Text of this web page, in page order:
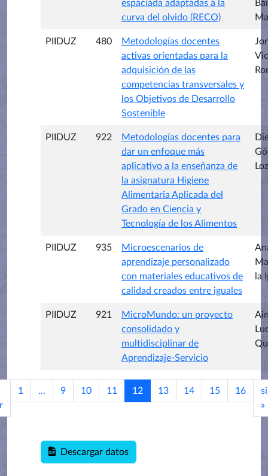
espaciada adaptadas a la
curva del olvido (RECO)
PIIDUZ 480
Metodologías docentes
activas orientadas para la
adquisición de las
competencias transversales y
los Objetivos de Desarrollo
Sostenible
PIIDUZ 922
Metodologías docentes para
dar un enfoque más
aplicativo a la enseñanza de
la asignatura Higiene
Alimentaria Aplicada del
Grado en Ciencia y
Tecnología de los Alimentos
PIIDUZ 935
Microescenarios de
aprendizaje personalizado
con materiales educativos de
calidad creados entre iguales
la
PIIDUZ 921
MicroMundo: un proyecto
consolidado y
multidisciplinar de
Aprendizaje-Servicio
1 ... 9 10 11 12 13 14 15 16
»
Descargar datos